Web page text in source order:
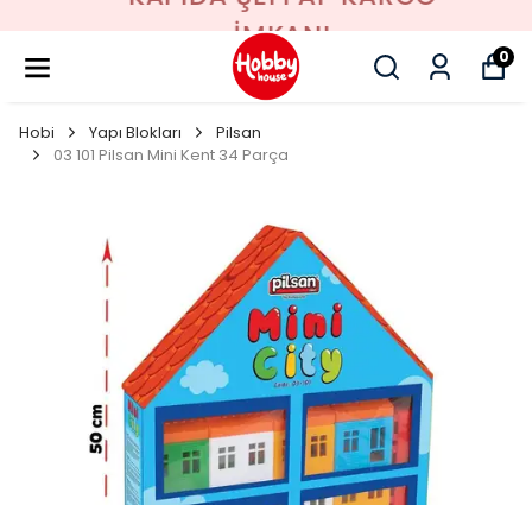
İMKANI
0
Hobi Yapı Blokları
Pilsan
03 101 Pilsan Mini Kent 34 Parça